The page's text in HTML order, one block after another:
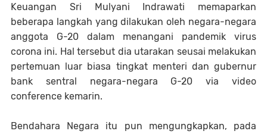
Keuangan Sri Mulyani Indrawati memaparkan
beberapa langkah yang dilakukan oleh negara-negara
anggota G-20 dalam menangani pandemik virus
corona ini. Hal tersebut dia utarakan seusai melakukan
pertemuan luar biasa tingkat menteri dan gubernur
bank sentral negara-negara G-20 via video
conference kemarin.
Bendahara Negara itu pun mengungkapkan, pada